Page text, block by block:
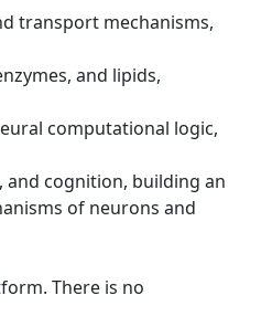
transport mechanisms,
and lipids,
computational logic,
and cognition, building an
of neurons and
There is no